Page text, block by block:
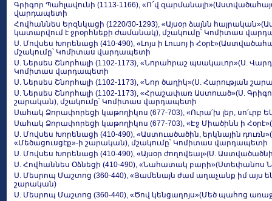
Գրիգոր Պահլավունի (1113-1166), «Ո՜վ
վարդապետի
Հովհաննես Երզնկացի (1220/30-1293), «Այսօր ձայնն
կատարվում է ջրօրհնեքի ժամանակ), մշակումը՝ Կոմիտաս
Ս. Մովսես Խորենացի (410-490), «Լոյս ի Լուսոյ ի
մշակումը՝ Կոմիտաս վարդապետի
Ս. Ներսես Շնորհալի (1102-1173), «Նորահրաշ պսակաւոր»(Ս.
Կոմիտաս վարդապետի
Ս. Ներսես Շնորհալի (1102-1173), «Նոր ծաղիկ»(Ս. Հարության
Ս. Ներսես Շնորհալի (1102-1173), «Հրաշափառ Աստուած»(Ս.
շարական), մշակումը՝ Կոմիտաս վարդապետի
Սահակ Ձորափորեցի կաթողիկոս (677-703), «Ուրա՛խ լեր,
Սահակ Ձորափորեցի կաթողիկոս (677-703), «Էջ Միածինն ի
Ս. Մովսես Խորենացի (410-490), «Աստուածածին, երկնային
«Մեծացուսցէք»-ի շարական), մշակումը՝ Կոմիտաս վարդապետի
Ս. Մովսես Խորենացի (410-490), «Այսօր ժողովեալ»(Ս.
Ս. Հովհաննես Օձնեցի (410-490), «Նահատակ
Ս. Մեսրոպ Մաշտոց (360-440), «Յամենայն ժամ աղաչանք իմ
շարական)
Ս. Մեսրոպ Մաշտոց (360-440), «Ծով կենցաղոյս»(Մեծ պահոց